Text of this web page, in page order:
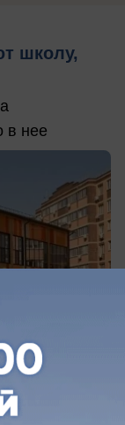
школу,
в нее